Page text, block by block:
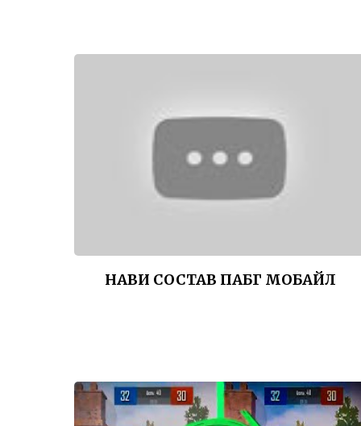
НАВИ СОСТАВ ПАБГ МОБАЙЛ